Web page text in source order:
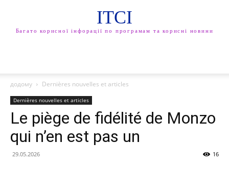
ITCI
Багато корисної інфорації по програмам та корисні новини
додому Dernières nouvelles et articles
Dernières nouvelles et articles
Le piège de fidélité de Monzo
qui n’en est pas un
29.05.2026 16